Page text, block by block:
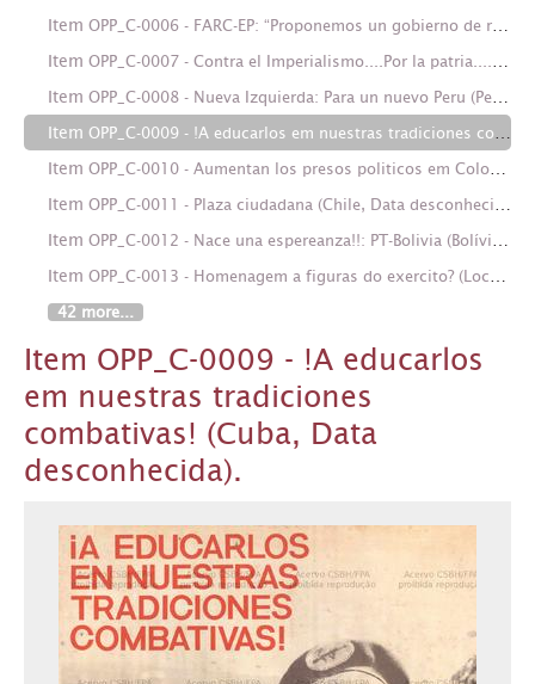
Item OPP_C-0006 - FARC-EP: “Proponemos un gobierno de reconstrución y reconciliación nacional” (Cdte. Manuel Marulanda Velez (Local Desconhecido, Data desconhecida).
Item OPP_C-0007 - Contra el Imperialismo....Por la patria....contra la oligarquía....por el pueblo....hasta la victoria final...somos: FARC=EP (Local Desconhecido, Data desconhecida).
Item OPP_C-0008 - Nueva Izquierda: Para un nuevo Peru (Peru (país), 30-31/08/1997).
Item OPP_C-0009 - !A educarlos em nuestras tradiciones combativas! (Cuba, Data desconhecida).
Item OPP_C-0010 - Aumentan los presos politicos em Colombia: Ellos reclaman solidaridad (Colômbia, Data desconhecida).
Item OPP_C-0011 - Plaza ciudadana (Chile, Data desconhecida).
Item OPP_C-0012 - Nace una espereanza!!: PT-Bolivia (Bolívia, Data desconhecida).
Item OPP_C-0013 - Homenagem a figuras do exercito? (Local Desconhecido, Data desconhecida).
42 more...
Item OPP_C-0009 - !A educarlos
em nuestras tradiciones
combativas! (Cuba, Data
desconhecida).